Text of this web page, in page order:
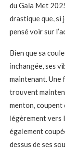
du Gala Met
drastique que, si
pensé voir sur
Bien que sa
inchangée, ses
maintenant. Une
trouvent
menton,
légèrement vers
également
dessus de ses